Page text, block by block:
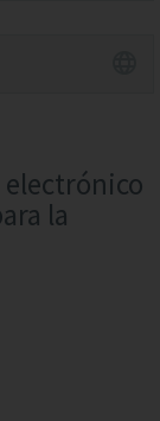
la